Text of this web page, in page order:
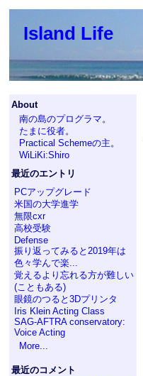
Island Life
About
南の島のプログラマ。
たまに役者。
Practical Schemeの主。
WiLiKi:Shiro
最近のエントリ
PCアップグレード
米国の大学進学
無限cxr
高校受験
Defense
振り返ってみると2019年は
色々学んで楽...
覚えるより忘れる方が難しい
(こともある)
眼鏡のつると3Dプリンタ
Iris Klein Acting Class
SAG-AFTRA conservatory:
Voice Acting
More...
最近のコメント